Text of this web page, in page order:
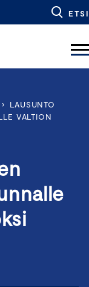
ETSI
›
LAUSUNTO
VALTION